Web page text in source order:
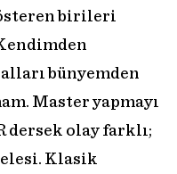
birileri
bünyemden
Master yapmayı
dersek olay farklı;
Klasik